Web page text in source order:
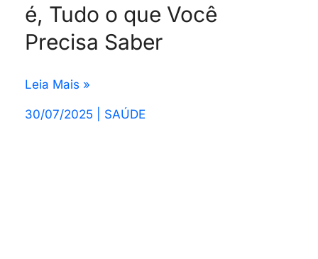
é, Tudo o que Você
Precisa Saber
Leia Mais »
30/07/2025 SAÚDE